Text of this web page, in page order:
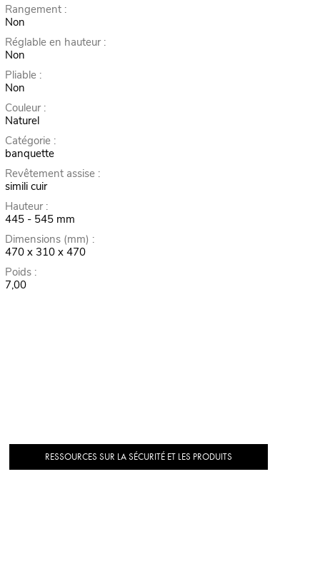
Rangement :
Non
Réglable en hauteur :
Non
Pliable :
Non
Couleur :
Naturel
Catégorie :
banquette
Revêtement assise :
simili cuir
Hauteur :
445 - 545 mm
Dimensions (mm) :
470 x 310 x 470
Poids :
7,00
RESSOURCES SUR LA SÉCURITÉ ET LES PRODUITS